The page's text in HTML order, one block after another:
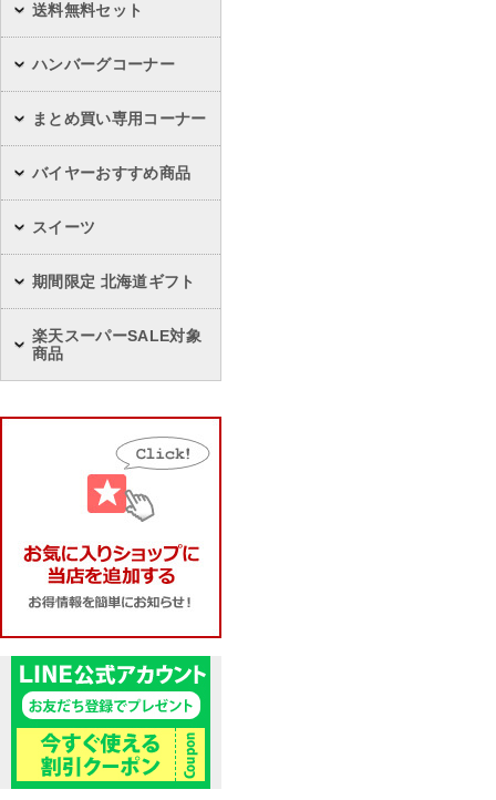
送料無料セット
ハンバーグコーナー
まとめ買い専用コーナー
バイヤーおすすめ商品
スイーツ
期間限定 北海道ギフト
楽天スーパーSALE対象
商品